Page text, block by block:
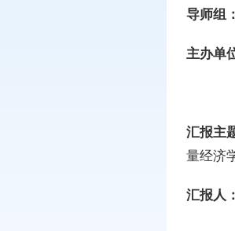
导师组：
主办单
汇报主
量经济
汇报人